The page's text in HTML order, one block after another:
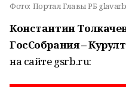
Фото: Портал Главы РБ
Константин
ГосСобрания –
на сайте gsrb.ru: